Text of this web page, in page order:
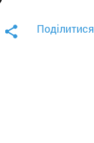
Поділитися